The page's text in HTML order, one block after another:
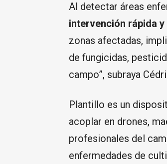
Al detectar áreas
intervención rápida y
zonas afectadas,
de fungicidas,
campo”, subraya
Plantillo es un
acoplar en drones,
profesionales del
enfermedades de